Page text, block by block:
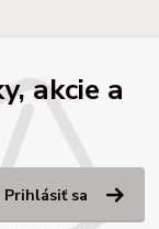
akcie a
Prihlásiť sa